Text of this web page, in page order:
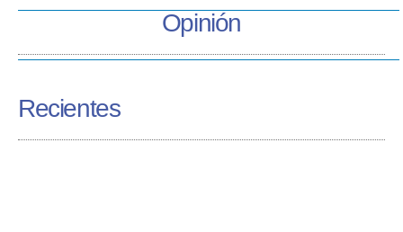
Opinión
Recientes